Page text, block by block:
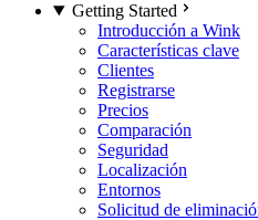
Getting Started
Introducción a Wink
Características clave
Clientes
Registrarse
Precios
Comparación
Seguridad
Localización
Entornos
Solicitud de